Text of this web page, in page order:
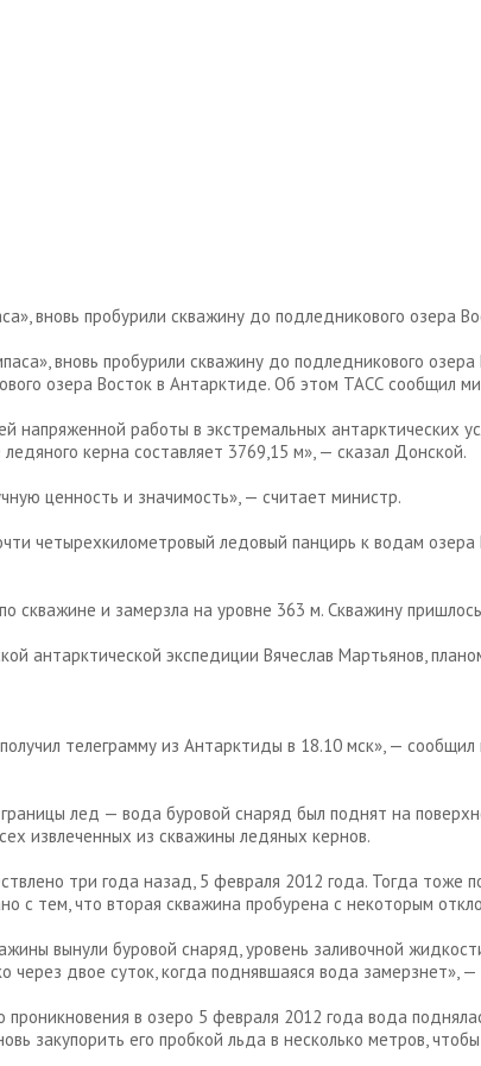
вновь пробурили скважину до подледникового озера
озера Восток в Антарктиде. Об этом ТАСС сообщил
напряженной работы в экстремальных антарктических
керна составляет 3769,15 м», — сказал Донской.
ценность и значимость», — считает министр.
четырехкилометровый ледовый панцирь к водам
скважине и замерзла на уровне 363 м. Скважину
антарктической экспедиции Вячеслав Мартьянов,
телеграмму из Антарктиды в 18.10 мск», —
лед — вода буровой снаряд был поднят на
извлеченных из скважины ледяных кернов.
три года назад, 5 февраля 2012 года. Тогда тоже
с тем, что вторая скважина пробурена с некоторым
вынули буровой снаряд, уровень заливочной
двое суток, когда поднявшаяся вода замерзнет», —
в озеро 5 февраля 2012 года вода
закупорить его пробкой льда в несколько метров,